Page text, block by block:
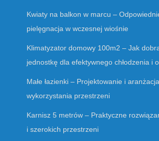
Kwiaty na balkon w marcu –
pielęgnacja w wczesnej wiośnie
Klimatyzator domowy 100m2 – Jak
jednostkę dla efektywnego chłodzenia i
Małe łazienki – Projektowanie i
wykorzystania przestrzeni
Karnisz 5 metrów – Praktyczne
i szerokich przestrzeni